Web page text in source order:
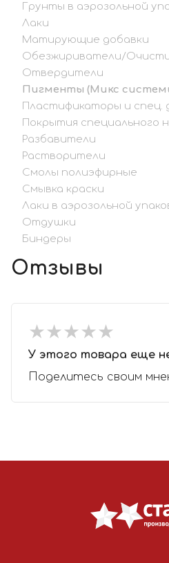
Грунты в аэрозольной
Лаки
Матирующие добавки
Обезжириватели/
Отвердители
Пигменты (Микс
Пластификаторы и спец.
Покрытия специального
Разбавители
Растворители
Смолы полиэфирные
Смывка краски
Лаки в аэрозольной
Отдушки
Биндеры
Отзывы
★★★★★
★★★★★
У этого товара еще
Поделитесь своим